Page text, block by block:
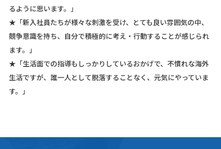
るように思います。」
★「新入社員たちが様々な刺激を受け、とても良い雰囲気の中、
競争意識を持ち、自分で積極的に考え・行動することが感じられ
ます。」
★「生活面での指導もしっかりしているおかげで、不慣れな海外
生活ですが、誰一人として脱落することなく、元気にやっていま
す。」